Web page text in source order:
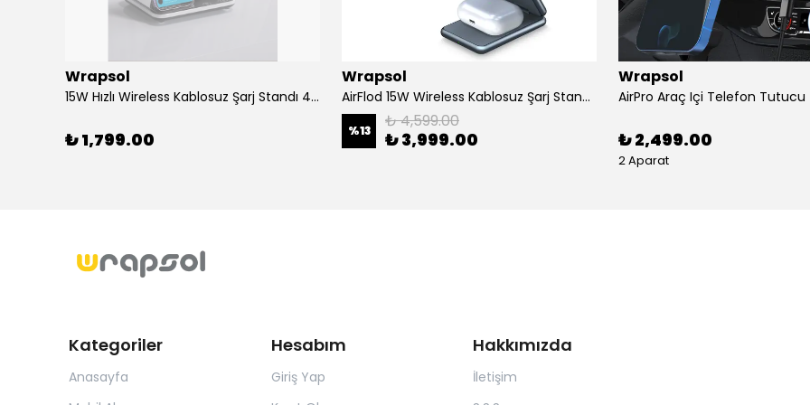
Wrapsol
15W Hızlı Wireless Kablosuz Şarj Standı 4 in 1 Masaüstü İstasyon -iPhone-android-watch-airpods Uyumlu
₺ 1,799.00
Wrapsol
AirFlod 15W Wireless Kablosuz Şarj Standı Alüminyum Katlanabilir 3in1 iPhone-android-watch-airpods
%13 ₺ 4,599.00
₺ 3,999.00
Wrapsol
₺ 2,499.00
2 Aparat
Kategoriler
Anasayfa
Hesabım
Giriş Yap
Hakkımızda
İletişim